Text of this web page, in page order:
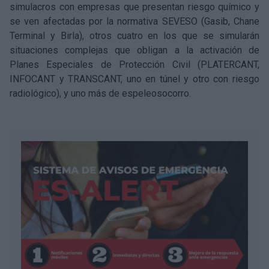
simulacros con empresas que presentan riesgo químico y
se ven afectadas por la normativa SEVESO (Gasib, Chane
Terminal y Birla), otros cuatro en los que se simularán
situaciones complejas que obligan a la activación de
Planes Especiales de Protección Civil (PLATERCANT,
INFOCANT y TRANSCANT, uno en túnel y otro con riesgo
radiológico), y uno más de espeleosocorro.